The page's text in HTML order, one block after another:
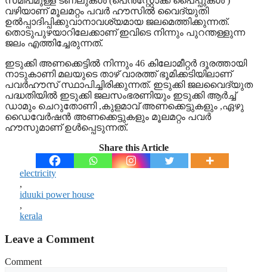
വഴിയാണ് മൂലമറ്റം പവര്‍ ഹൗസില്‍ വൈദ്യുതി
ഉല്‍പ്പാദിപ്പിക്കുവാനാവശ്യമായ ജലമെത്തിക്കുന്നത്.
തൊടുപുഴയാറിലേക്കാണ് ഇവിടെ നിന്നും പുറന്തള്ളുന്ന
ജലം എത്തിച്ചേരുന്നത്.
ഇടുക്കി അണക്കെട്ടില്‍ നിന്നും 46 കിലോമീറ്റര്‍ ദൂരത്തായി
നാടുകാണി മലയുടെ താഴ് വാരത്ത് ഭൂമിക്കടിയിലാണ്
പവര്‍ഹൗസ് സ്ഥാപിച്ചിരിക്കുന്നത്. ഇടുക്കി ജലവൈദ്യുത
പദ്ധതിയില്‍ ഇടുക്കി ജലസംഭരണിയും ഇടുക്കി ആര്‍ച്ച്
ഡാമും ചെറുതോണി ,കുളമാവ് അണക്കെട്ടുകളും ,ഏഴു
ഡൈവേര്‍ഷന്‍ അണക്കെട്ടുകളും മൂലമറ്റം പവര്‍
ഹൗസുമാണ് ഉള്‍പ്പെടുന്നത്.
Share this Article
electricity
,
iduuki power house
,
kerala
Leave a Comment
Comment